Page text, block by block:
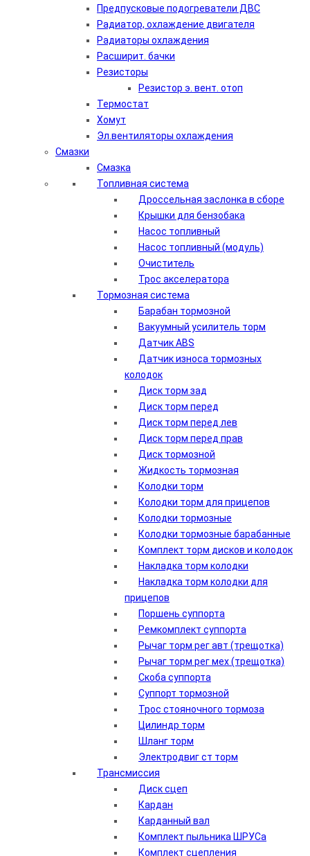
Предпусковые подогреватели ДВС
Радиатор, охлаждение двигателя
Радиаторы охлаждения
Расширит. бачки
Резисторы
Резистор э. вент. отоп
Термостат
Хомут
Эл.вентиляторы охлаждения
Смазки
Смазка
Топливная система
Дроссельная заслонка в сборе
Крышки для бензобака
Насос топливный
Насос топливный (модуль)
Очиститель
Трос акселератора
Тормозная система
Барабан тормозной
Вакуумный усилитель торм
Датчик ABS
Датчик износа тормозных
колодок
Диск торм зад
Диск торм перед
Диск торм перед лев
Диск торм перед прав
Диск тормозной
Жидкость тормозная
Колодки торм
Колодки торм для прицепов
Колодки тормозные
Колодки тормозные барабанные
Комплект торм дисков и колодок
Накладка торм колодки
Накладка торм колодки для
прицепов
Поршень суппорта
Ремкомплект суппорта
Рычаг торм рег авт (трещотка)
Рычаг торм рег мех (трещотка)
Скоба суппорта
Суппорт тормозной
Трос стояночного тормоза
Цилиндр торм
Шланг торм
Электродвиг ст торм
Трансмиссия
Диск сцеп
Кардан
Карданный вал
Комплект пыльника ШРУСа
Комплект сцепления